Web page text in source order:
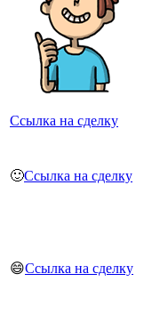
Ссылка на сделку
🙂Ссылка на сделку
😄Ссылка на сделку